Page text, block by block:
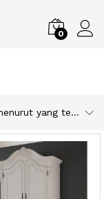
0
Urutkan menurut yang terbaru